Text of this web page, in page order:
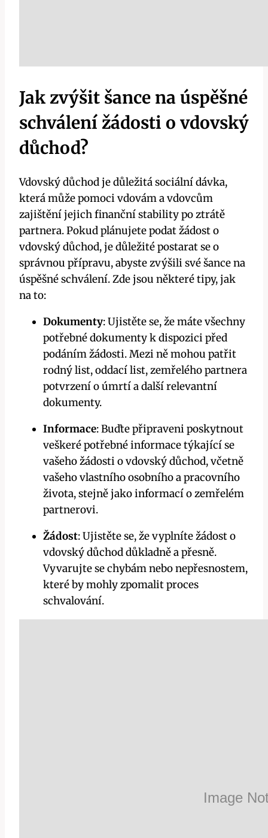
Jak zvýšit šance na úspěšné
schválení žádosti o vdovský
důchod?
Vdovský důchod je důležitá sociální dávka,
která může pomoci vdovám a vdovcům
zajištění jejich finanční stability po ztrátě
partnera. Pokud plánujete podat žádost o
vdovský důchod, je důležité postarat se o
správnou přípravu, abyste zvýšili své šance na
úspěšné schválení. Zde jsou některé tipy, jak
na to:
Dokumenty: Ujistěte se, že máte všechny
potřebné dokumenty k dispozici před
podáním žádosti. Mezi ně mohou patřit
rodný list, oddací list, zemřelého partnera
potvrzení o úmrtí a další relevantní
dokumenty.
Informace: Buďte připraveni poskytnout
veškeré potřebné informace týkající se
vašeho žádosti o vdovský důchod, včetně
vašeho vlastního osobního a pracovního
života, stejně jako informací o zemřelém
partnerovi.
Žádost: Ujistěte se, že vyplníte žádost o
vdovský důchod důkladně a přesně.
Vyvarujte se chybám nebo nepřesnostem,
které by mohly zpomalit proces
schvalování.